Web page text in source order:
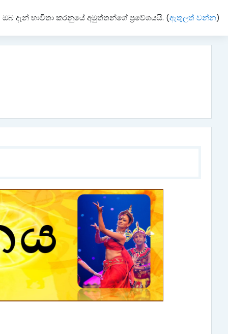
ඔබ දැන් භාවිතා කරනුයේ අමුත්තන්ගේ ප්‍රවේශයයි. (ඇතුලත් වන්න)